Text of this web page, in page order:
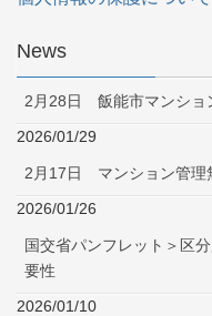
News
2月28日 飯能市マンショ
2026/01/29
2月17日 マンション管理
2026/01/26
国交省パンフレット＞区
要性
2026/01/10